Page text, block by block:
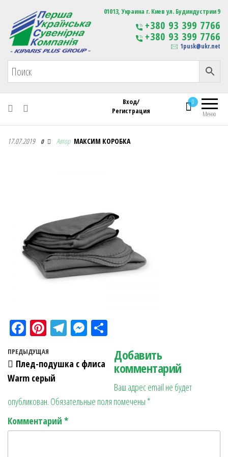
Первая Украинская Сувенирная Компания Изготовление
сувенирной продукции
с логотипом
01013, Украина г. Киев ул. Будиндустрии 9
+380 93 399 7766
+380 93 399 7766
1pusk@ukr.net
Меню
0
Вход/
Регистрация
Первая Украинская Сувенирная Компания
17.07.2019 0 Автор МАКСИМ КОРОБКА
Fa
ce
bo
ok
Pi
nt
er
es
t
Te
gr
M
se
r
ра
в
ит
ь
Навигация по записям
Предыдущая запись
ПРЕДЫДУЩАЯ
Плед-подушка с флиса
Warm серый
Добавить
комментарий
Ваш адрес email не будет
опубликован. Обязательные поля помечены *
Комментарий *